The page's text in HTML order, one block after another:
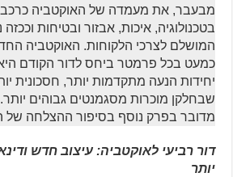
מבעבר, את מעמדה של האוקטביה כרכב
בטכנולוגיה, איכות, אבזור ובטיחות וככזה
המושלם לצרכי הלקוחות. האוקטביה
כמעט בכל פרמטר ביחס לדור הקודם היא
יחידות הנעה מתקדמות יותר, חסכונית יותר
שבחלקן מוכרות מסגמנטים גבוהים יותר.
מדובר בפרק נוסף בסיפור ההצלחה של
דור רביעי לאוקטביה: עיצוב חדש
יותר